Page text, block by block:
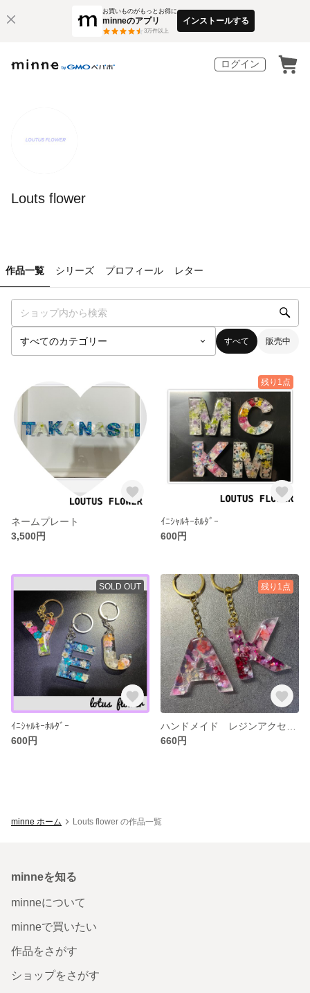
お買いものがもっとお得に
minneのアプリ
3万件以上
インストールする
ログイン
Louts flower
作品一覧 シリーズ プロフィール レター
すべて 販売中
ネームプレート
3,500円
残り1点
ｲﾆｼｬﾙｷｰﾎﾙﾀﾞｰ
600円
SOLD OUT
ｲﾆｼｬﾙｷｰﾎﾙﾀﾞｰ
600円
残り1点
660円
minne ホーム Louts flower の作品一覧
minneを知る
minneについて
minneで買いたい
作品をさがす
ショップをさがす